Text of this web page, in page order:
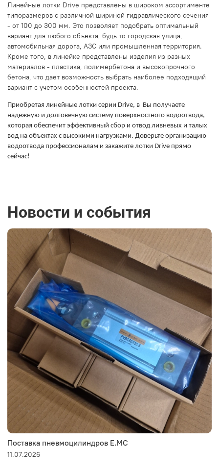
Линейные лотки Drive представлены в широком ассортименте
типоразмеров с различной шириной гидравлического сечения
- от 100 до 300 мм. Это позволяет подобрать оптимальный
вариант для любого объекта, будь то городская улица,
автомобильная дорога, АЗС или промышленная территория.
Кроме того, в линейке представлены изделия из разных
материалов - пластика, полимербетона и высокопрочного
бетона, что дает возможность выбрать наиболее подходящий
вариант с учетом особенностей проекта.
Приобретая линейные лотки серии Drive, в Вы получаете
надежную и долговечную систему поверхностного водоотвода,
которая обеспечит эффективный сбор и отвод ливневых и талых
вод на объектах с высокими нагрузками. Доверьте организацию
водоотвода профессионалам и закажите лотки Drive прямо
сейчас!
Новости и события
Поставка пневмоцилиндров E.MC
11.07.2026